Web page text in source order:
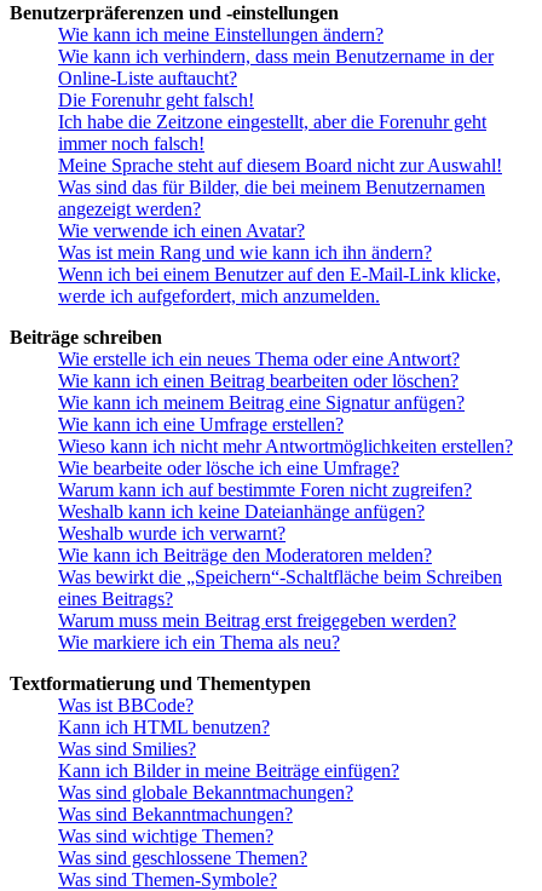
Benutzerpräferenzen und -einstellungen
Wie kann ich meine Einstellungen ändern?
Wie kann ich verhindern, dass mein Benutzername in der
Online-Liste auftaucht?
Die Forenuhr geht falsch!
Ich habe die Zeitzone eingestellt, aber die Forenuhr geht
immer noch falsch!
Meine Sprache steht auf diesem Board nicht zur Auswahl!
Was sind das für Bilder, die bei meinem Benutzernamen
angezeigt werden?
Wie verwende ich einen Avatar?
Was ist mein Rang und wie kann ich ihn ändern?
Wenn ich bei einem Benutzer auf den E-Mail-Link klicke,
werde ich aufgefordert, mich anzumelden.
Beiträge schreiben
Wie erstelle ich ein neues Thema oder eine Antwort?
Wie kann ich einen Beitrag bearbeiten oder löschen?
Wie kann ich meinem Beitrag eine Signatur anfügen?
Wie kann ich eine Umfrage erstellen?
Wieso kann ich nicht mehr Antwortmöglichkeiten erstellen?
Wie bearbeite oder lösche ich eine Umfrage?
Warum kann ich auf bestimmte Foren nicht zugreifen?
Weshalb kann ich keine Dateianhänge anfügen?
Weshalb wurde ich verwarnt?
Wie kann ich Beiträge den Moderatoren melden?
Was bewirkt die „Speichern“-Schaltfläche beim Schreiben
eines Beitrags?
Warum muss mein Beitrag erst freigegeben werden?
Wie markiere ich ein Thema als neu?
Textformatierung und Thementypen
Was ist BBCode?
Kann ich HTML benutzen?
Was sind Smilies?
Kann ich Bilder in meine Beiträge einfügen?
Was sind globale Bekanntmachungen?
Was sind Bekanntmachungen?
Was sind wichtige Themen?
Was sind geschlossene Themen?
Was sind Themen-Symbole?